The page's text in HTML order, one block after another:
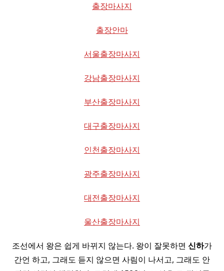
출장마사지
출장안마
서울출장마사지
강남출장마사지
부산출장마사지
대구출장마사지
인천출장마사지
광주출장마사지
대전출장마사지
울산출장마사지
조선에서 왕은 쉽게 바뀌지 않는다. 왕이 잘못하면 신하가
간언 하고, 그래도 듣지 않으면 사림이 나서고, 그래도 안